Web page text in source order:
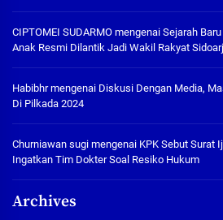
CIPTOMEI SUDARMO mengenai Sejarah
Anak Resmi Dilantik Jadi Wakil Rakyat
Habibhrmengenai Diskusi Dengan Media,
Di Pilkada 2024
Churniawan sugi mengenai KPK Sebut Surat
Ingatkan Tim Dokter Soal Resiko Hukum
Archives